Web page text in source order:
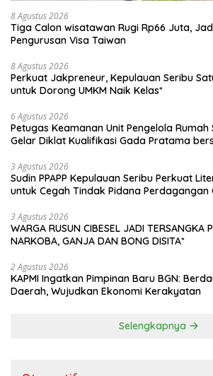
8 Agustus 2026
Tiga Calon wisatawan Rugi Rp66 Juta,
Pengurusan Visa Taiwan
8 Agustus 2026
Perkuat Jakpreneur, Kepulauan Seribu
untuk Dorong UMKM Naik Kelas*
6 Agustus 2026
Petugas Keamanan Unit Pengelola Rumah
Gelar Diklat Kualifikasi Gada Pratama
Jaya*
3 Agustus 2026
Sudin PPAPP Kepulauan Seribu Perkuat
untuk Cegah Tindak Pidana
3 Agustus 2026
WARGA RUSUN CIBESEL JADI TERSANGKA
NARKOBA, GANJA DAN BONG DISITA*
2 Agustus 2026
KAPMI Ingatkan Pimpinan Baru BGN:
Daerah, Wujudkan Ekonomi Kerakyatan
Selengkapnya